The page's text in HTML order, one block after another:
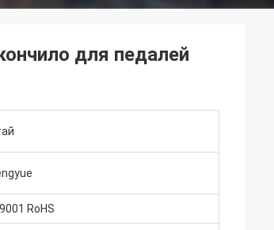
для педалей
RoHS